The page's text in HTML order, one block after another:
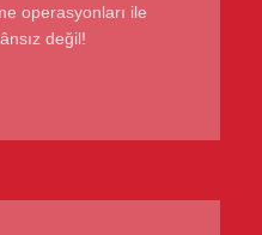
operasyonları ile
değil!